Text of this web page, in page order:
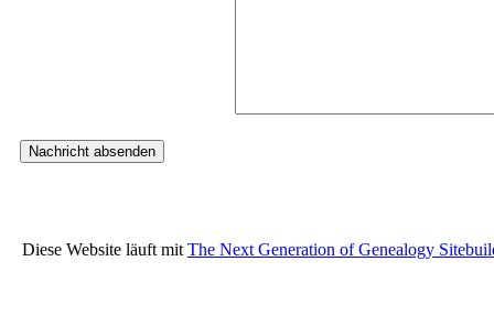
Diese Website läuft mit The Next Generation of Genealogy